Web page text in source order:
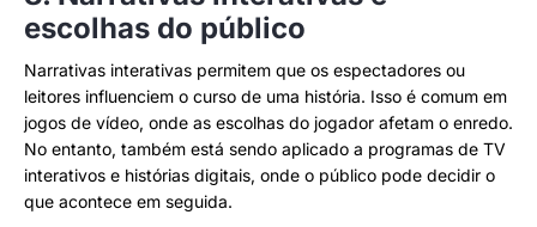
escolhas do público
Narrativas interativas permitem que os espectadores ou
leitores influenciem o curso de uma história. Isso é comum em
jogos de vídeo, onde as escolhas do jogador afetam o enredo.
No entanto, também está sendo aplicado a programas de TV
interativos e histórias digitais, onde o público pode decidir o
que acontece em seguida.